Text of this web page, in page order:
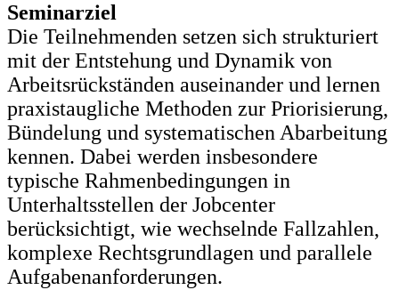
Seminarziel
Die Teilnehmenden setzen sich strukturiert
mit der Entstehung und Dynamik von
Arbeitsrückständen auseinander und lernen
praxistaugliche Methoden zur Priorisierung,
Bündelung und systematischen Abarbeitung
kennen. Dabei werden insbesondere
typische Rahmenbedingungen in
Unterhaltsstellen der Jobcenter
berücksichtigt, wie wechselnde Fallzahlen,
komplexe Rechtsgrundlagen und parallele
Aufgabenanforderungen.